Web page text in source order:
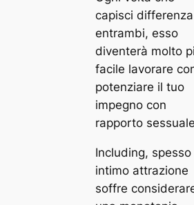
capisci
entrambi, esso
diventerà molto
facile lavorare
potenziare il tuo
impegno con
rapporto
Including, spesso
intimo attrazione
soffre